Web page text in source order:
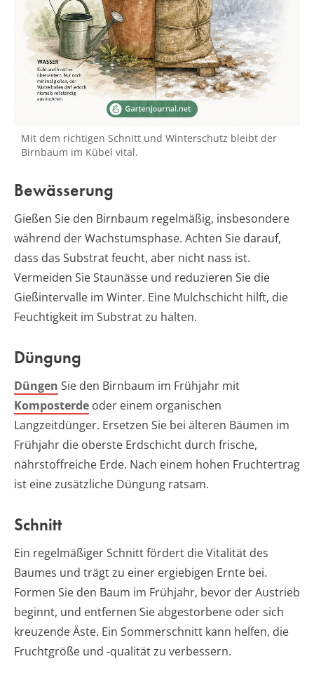
Mit dem richtigen Schnitt und Winterschutz bleibt der
Birnbaum im Kübel vital.
Bewässerung
Gießen Sie den Birnbaum regelmäßig, insbesondere
während der Wachstumsphase. Achten Sie darauf,
dass das Substrat feucht, aber nicht nass ist.
Vermeiden Sie Staunässe und reduzieren Sie die
Gießintervalle im Winter. Eine Mulchschicht hilft, die
Feuchtigkeit im Substrat zu halten.
Düngung
Düngen Sie den Birnbaum im Frühjahr mit
Komposterde oder einem organischen
Langzeitdünger. Ersetzen Sie bei älteren Bäumen im
Frühjahr die oberste Erdschicht durch frische,
nährstoffreiche Erde. Nach einem hohen Fruchtertrag
ist eine zusätzliche Düngung ratsam.
Schnitt
Ein regelmäßiger Schnitt fördert die Vitalität des
Baumes und trägt zu einer ergiebigen Ernte bei.
Formen Sie den Baum im Frühjahr, bevor der Austrieb
beginnt, und entfernen Sie abgestorbene oder sich
kreuzende Äste. Ein Sommerschnitt kann helfen, die
Fruchtgröße und -qualität zu verbessern.